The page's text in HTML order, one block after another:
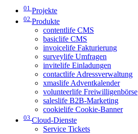
01 Projekte
02 Produkte
contentlife CMS
basiclife CMS
invoicelife Fakturierung
surveylife Umfragen
invitelife Einladungen
contactlife Adressverwaltung
xmaslife Adventkalender
volunteerlife Freiwilligenbörse
saleslife B2B-Marketing
cookielife Cookie-Banner
03 Cloud-Dienste
Service Tickets